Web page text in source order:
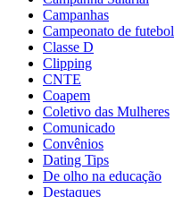
Campanhas
Campeonato de futebol
Classe D
Clipping
CNTE
Coapem
Coletivo das Mulheres
Comunicado
Convênios
Dating Tips
De olho na educação
Destaques